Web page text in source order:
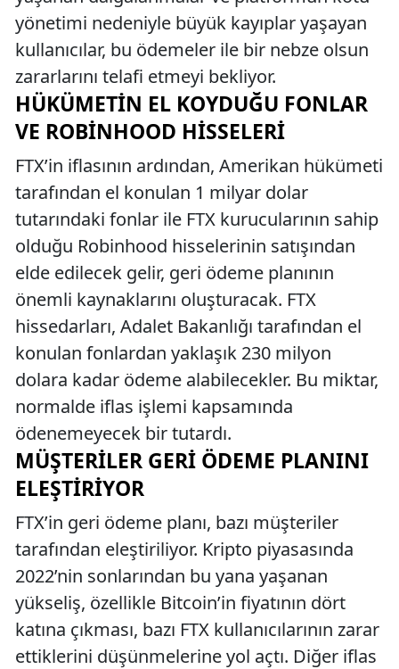
yönetimi nedeniyle büyük kayıplar yaşayan
kullanıcılar, bu ödemeler ile bir nebze olsun
zararlarını telafi etmeyi bekliyor.
HÜKÜMETIN EL KOYDUĞU FONLAR
VE ROBINHOOD HISSELERI
FTX’in iflasının ardından, Amerikan hükümeti
tarafından el konulan 1 milyar dolar
tutarındaki fonlar ile FTX kurucularının sahip
olduğu Robinhood hisselerinin satışından
elde edilecek gelir, geri ödeme planının
önemli kaynaklarını oluşturacak. FTX
hissedarları, Adalet Bakanlığı tarafından el
konulan fonlardan yaklaşık 230 milyon
dolara kadar ödeme alabilecekler. Bu miktar,
normalde iflas işlemi kapsamında
ödenemeyecek bir tutardı.
MÜŞTERILER GERI ÖDEME PLANINI
ELEŞTIRIYOR
FTX’in geri ödeme planı, bazı müşteriler
tarafından eleştiriliyor. Kripto piyasasında
2022’nin sonlarından bu yana yaşanan
yükseliş, özellikle Bitcoin’in fiyatının dört
katına çıkması, bazı FTX kullanıcılarının zarar
ettiklerini düşünmelerine yol açtı. Diğer iflas